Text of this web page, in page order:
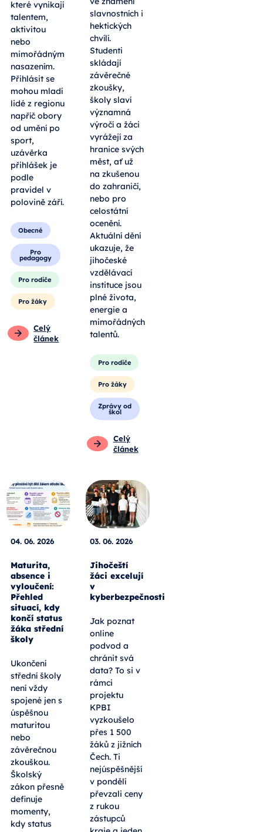
které vynikají
talentem,
aktivitou
nebo
mimořádným
nasazením.
Přihlásit se
mohou mladí
lidé z regionu
napříč obory
od umění po
sport,
uzávěrka
přihlášek je
podle
pravidel v
polovině září.
Obecné
Pro
pedagogy
Pro rodiče
Pro žáky
Celý
článek
slavnostních i
hektických
chvílí.
Studenti
skládají
závěrečné
zkoušky,
školy slaví
významná
výročí a žáci
vyrážejí za
hranice svých
měst, ať už
na zkušenou
do zahraničí,
nebo pro
celostátní
ocenění.
Aktuální dění
ukazuje, že
jihočeské
vzdělávací
instituce jsou
plné života,
energie a
mimořádných
talentů.
Pro rodiče
Pro žáky
Zprávy od
škol
Celý
článek
04. 06. 2026
Maturita,
absence i
vyloučení:
Přehled
situací, kdy
končí status
žáka střední
školy
Ukončení
střední školy
není vždy
spojené jen s
úspěšnou
maturitou
nebo
závěrečnou
zkouškou.
Školský
zákon přesně
definuje
momenty,
kdy status
03. 06. 2026
Jihočeští
žáci excelují
v
kyberbezpečnosti
Jak poznat
online
podvod a
chránit svá
data? To si v
rámci
projektu
KPBI
vyzkoušelo
přes 1 500
žáků z jižních
Čech. Ti
nejúspěšnější
v pondělí
převzali ceny
z rukou
zástupců